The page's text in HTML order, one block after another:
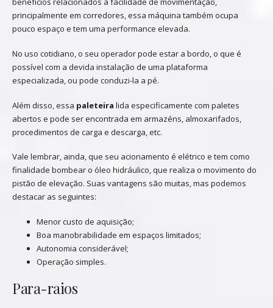
principalmente em corredores, essa máquina também ocupa
pouco espaço e tem uma performance elevada.
No uso cotidiano, o seu operador pode estar a bordo, o que é
possível com a devida instalação de uma plataforma
especializada, ou pode conduzi-la a pé.
Além disso, essa paleteira lida especificamente com paletes
abertos e pode ser encontrada em armazéns, almoxarifados,
procedimentos de carga e descarga, etc.
Vale lembrar, ainda, que seu acionamento é elétrico e tem como
finalidade bombear o óleo hidráulico, que realiza o movimento do
pistão de elevação. Suas vantagens são muitas, mas podemos
destacar as seguintes:
Menor custo de aquisição;
Boa manobrabilidade em espaços limitados;
Autonomia considerável;
Operação simples.
Para-raios